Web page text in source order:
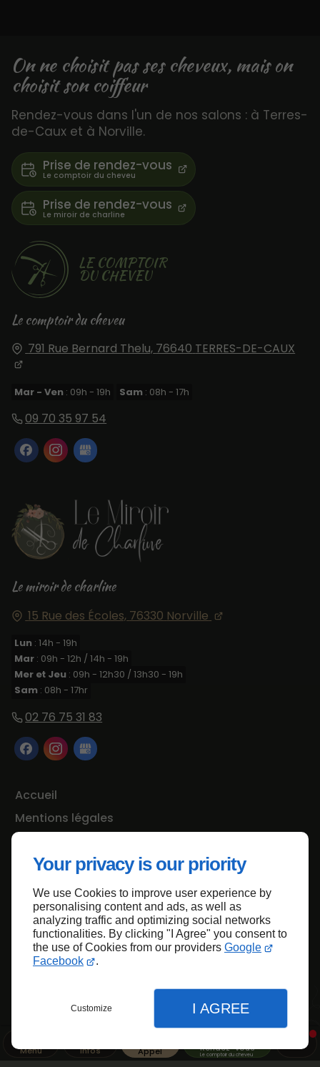
Your privacy is our priority
We use Cookies to improve user experience by
personalising content and ads, as well as
analyzing traffic and optimizing social networks
functionalities. By clicking "I Agree" you consent to
the use of Cookies from our providers Google
Facebook
.
Customize I AGREE
Menu Infos Appel Rendez-vous
LE COMPTOIR
DU CHEVEU
Le comptoir du cheveu
791 Rue Bernard Thelu, 76640 TERRES-DE-CAUX
Mar - Ven : 09h - 19h Sam : 08h - 17h
09 70 35 97 54
Le miroir de charline
15 Rue des Écoles, 76330 Norville
Lun : 14h - 19h
Mar : 09h - 12h / 14h - 19h
Mer et Jeu : 09h - 12h30 / 13h30 - 19h
Sam : 08h - 17hr
02 76 75 31 83
Accueil
Mentions légales
On ne choisit pas ses cheveux, mais on
choisit son coiffeur
Rendez-vous dans l'un de nos salons : à Terres-
de-Caux et à Norville.
Prise de rendez-vous
Prise de rendez-vous
Haut de page